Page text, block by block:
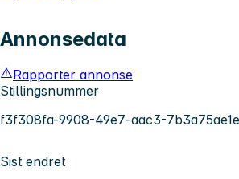
Annonsedata
Rapporter annonse
Stillingsnummer
f3f308fa-9908-49e7-aac3-
Sist endret